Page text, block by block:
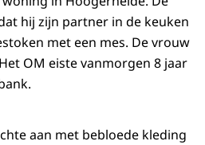
hij zijn partner in de keuken
met een mes. De vrouw
OM eiste vanmorgen 8 jaar
aan met bebloede kleding